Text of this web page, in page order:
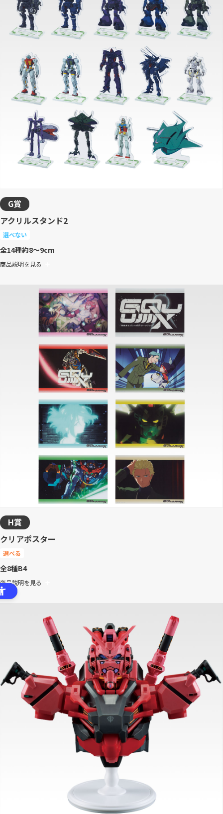
G賞
アクリルスタンド2
選べない
全14種約8～9cm
商品説明を見る
H賞
クリアポスター
選べる
全8種B4
商品説明を見る